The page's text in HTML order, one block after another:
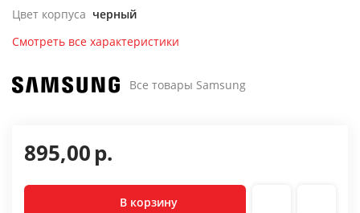
Цвет корпуса черный
Смотреть все характеристики
Все товары Samsung
895,00р.
В корзину